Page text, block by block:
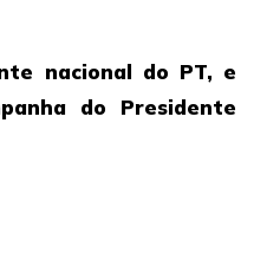
nacional do PT, e
do Presidente